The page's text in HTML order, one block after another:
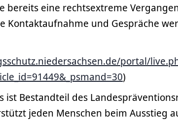
bereits eine rechtsextreme
Kontaktaufnahme und Gespräche
portal/
)
ist Bestandteil des
jeden Menschen beim Ausstieg